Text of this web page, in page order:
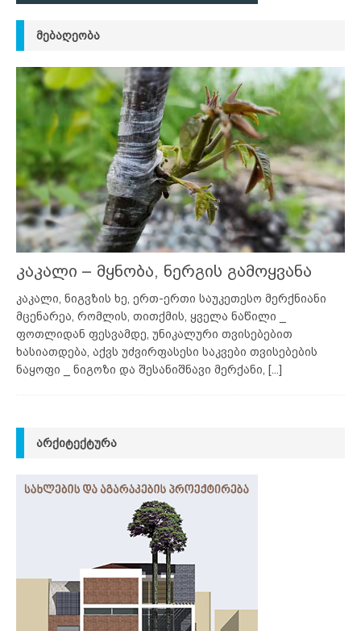
ᲛᲔᲑᲐᲦᲔᲝᲑᲐ
კაკალი – მყნობა, ნერგის გამოყვანა
კაკალი, ნიგვზის ხე, ერთ-ერთი საუკეთესო მერქნიანი
მცენარეა, რომლის, თითქმის, ყველა ნაწილი _
ფოთლიდან ფესვამდე, უნიკალური თვისებებით
ხასიათდება, აქვს უძვირფასესი საკვები თვისებების
ნაყოფი _ ნიგოზი და შესანიშნავი მერქანი,
[...]
ᲐᲠᲥᲘᲢᲔᲥᲢᲣᲠᲐ